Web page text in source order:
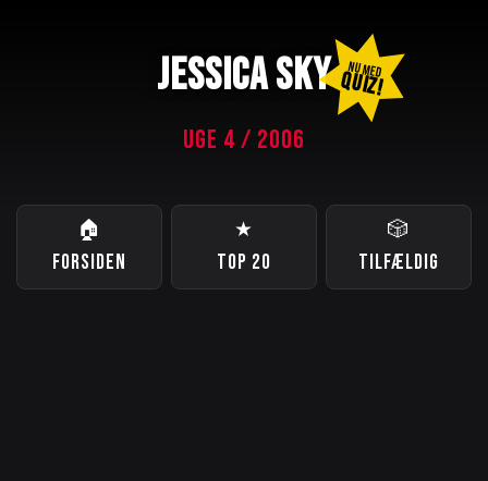
JESSICA SKY NU MED
QUIZ!
UGE 4 / 2006
🏠
FORSIDEN
★
TOP 20
🎲
TILFÆLDIG